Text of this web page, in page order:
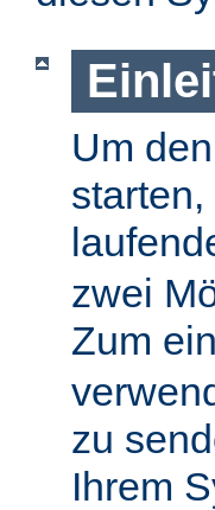
Um
zwei
Zum
zu
Ihrem